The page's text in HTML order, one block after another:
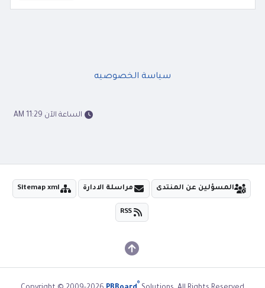
سياسة الخصوصيه
الساعة الآن 11:29 AM
المسؤلين عن المنتدى مراسلة الادارة Sitemap xml
RSS
®